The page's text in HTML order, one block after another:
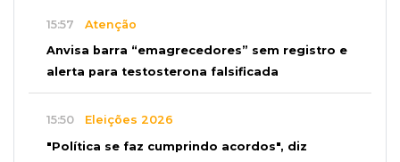
15:57 Atenção
Anvisa barra “emagrecedores” sem registro e
alerta para testosterona falsificada
15:50 Eleições 2026
"Política se faz cumprindo acordos", diz